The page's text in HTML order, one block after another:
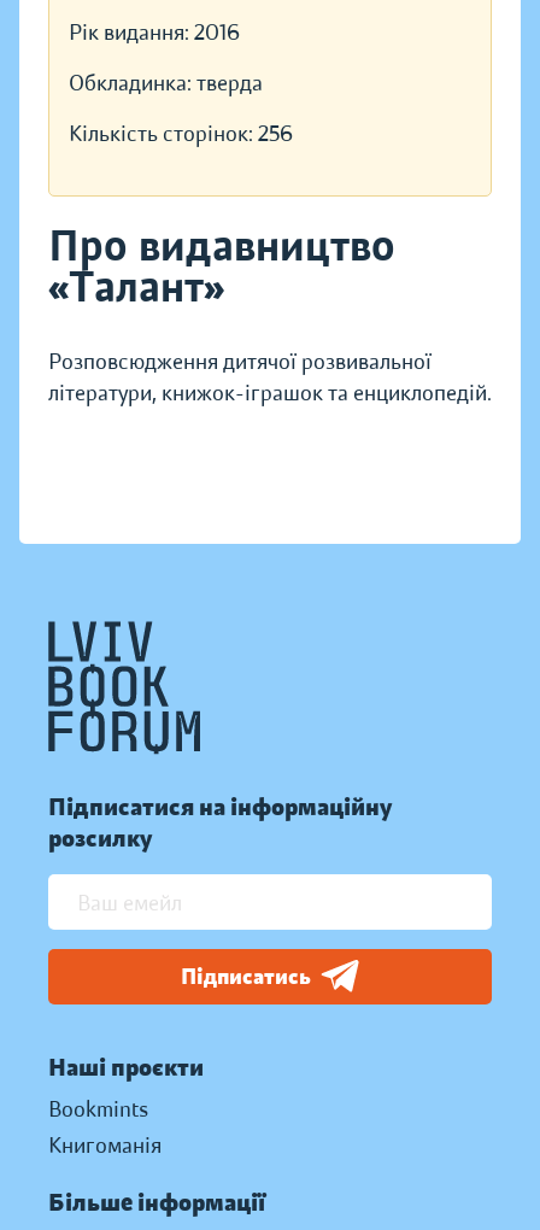
Рік видання: 2016
Обкладинка: тверда
Кількість сторінок: 256
Про видавництво
«Талант»
Розповсюдження дитячої розвивальної
літератури, книжок-іграшок та енциклопедій.
Підписатися на інформаційну
розсилку
Підписатись
Наші проєкти
Bookmints
Книгоманія
Більше інформації